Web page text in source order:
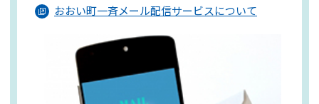
おおい町一斉メール配信サービスについて